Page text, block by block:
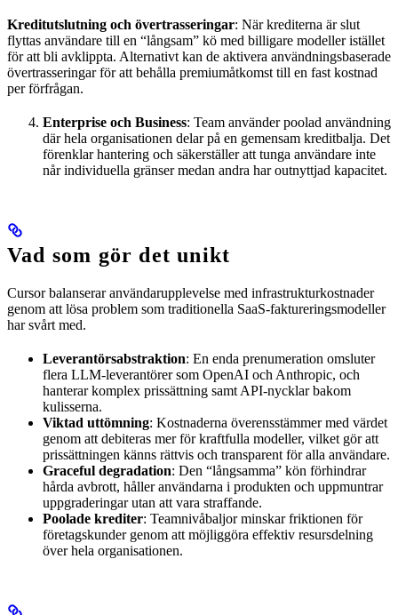
Kreditutslutning och övertrasseringar: När krediterna är slut
flyttas användare till en “långsam” kö med billigare modeller istället
för att bli avklippta. Alternativt kan de aktivera användningsbaserade
övertrasseringar för att behålla premiumåtkomst till en fast kostnad
per förfrågan.
Enterprise och Business: Team använder poolad användning
där hela organisationen delar på en gemensam kreditbalja. Det
förenklar hantering och säkerställer att tunga användare inte
når individuella gränser medan andra har outnyttjad kapacitet.
Vad som gör det unikt
Cursor balanserar användarupplevelse med infrastrukturkostnader
genom att lösa problem som traditionella SaaS-faktureringsmodeller
har svårt med.
Leverantörsabstraktion: En enda prenumeration omsluter
flera LLM-leverantörer som OpenAI och Anthropic, och
hanterar komplex prissättning samt API-nycklar bakom
kulisserna.
Viktad uttömning: Kostnaderna överensstämmer med värdet
genom att debiteras mer för kraftfulla modeller, vilket gör att
prissättningen känns rättvis och transparent för alla användare.
Graceful degradation: Den “långsamma” kön förhindrar
hårda avbrott, håller användarna i produkten och uppmuntrar
uppgraderingar utan att vara straffande.
Poolade krediter: Teamnivåbaljor minskar friktionen för
företagskunder genom att möjliggöra effektiv resursdelning
över hela organisationen.